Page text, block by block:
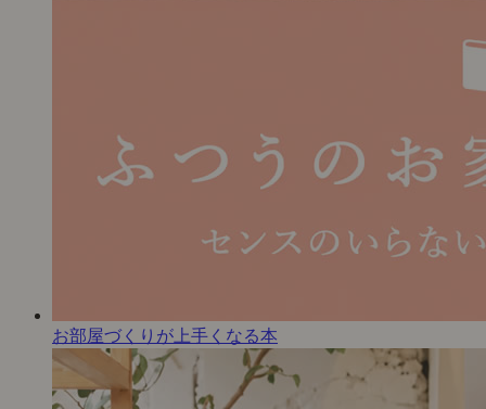
お部屋づくりが上手くなる本